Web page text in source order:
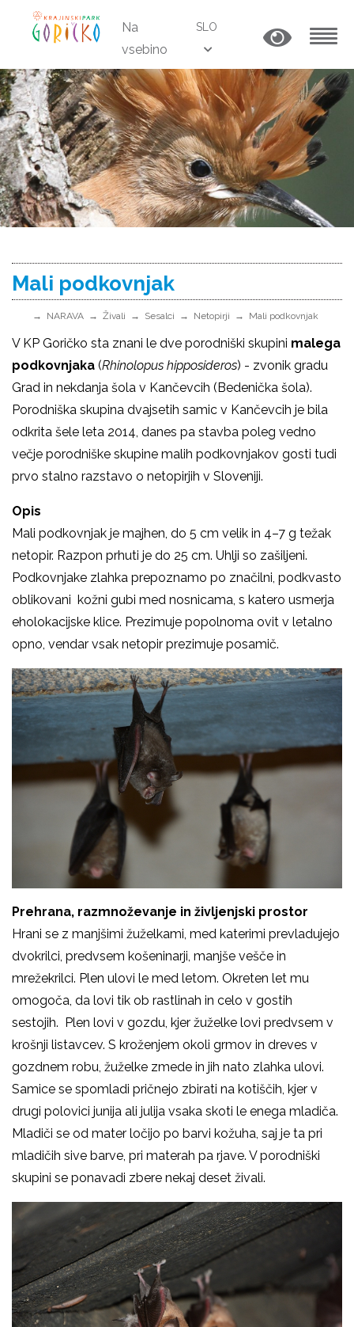
Na
vsebino
SLO
Mali podkovnjak
NARAVA Živali Sesalci Netopirji Mali podkovnjak
V KP Goričko sta znani le dve porodniški skupini malega
podkovnjaka (Rhinolopus hipposideros) - zvonik gradu
Grad in nekdanja šola v Kančevcih (Bedenička šola).
Porodniška skupina dvajsetih samic v Kančevcih je bila
odkrita šele leta 2014, danes pa stavba poleg vedno
večje porodniške skupine malih podkovnjakov gosti tudi
prvo stalno razstavo o netopirjih v Sloveniji.
Opis
Mali podkovnjak je majhen, do 5 cm velik in 4–7 g težak
netopir. Razpon prhuti je do 25 cm. Uhlji so zašiljeni.
Podkovnjake zlahka prepoznamo po značilni, podkvasto
oblikovani kožni gubi med nosnicama, s katero usmerja
eholokacijske klice. Prezimuje popolnoma ovit v letalno
opno, vendar vsak netopir prezimuje posamič.
Prehrana, razmnoževanje in življenjski prostor
Hrani se z manjšimi žuželkami, med katerimi prevladujejo
dvokrilci, predvsem košeninarji, manjše vešče in
mrežekrilci. Plen ulovi le med letom. Okreten let mu
omogoča, da lovi tik ob rastlinah in celo v gostih
sestojih. Plen lovi v gozdu, kjer žuželke lovi predvsem v
krošnji listavcev. S kroženjem okoli grmov in dreves v
gozdnem robu, žuželke zmede in jih nato zlahka ulovi.
Samice se spomladi pričnejo zbirati na kotiščih, kjer v
drugi polovici junija ali julija vsaka skoti le enega mladiča.
Mladiči se od mater ločijo po barvi kožuha, saj je ta pri
mladičih sive barve, pri materah pa rjave. V porodniški
skupini se ponavadi zbere nekaj deset živali.